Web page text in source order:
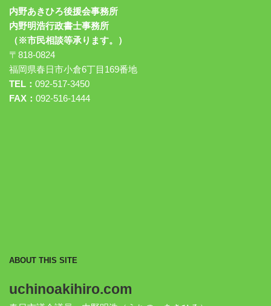
内野あきひろ後援会事務所
内野明浩行政書士事務所
（※市民相談等承ります。）
〒818-0824
福岡県春日市小倉6丁目169番地
TEL： 092-517-3450
FAX： 092-516-1444
ABOUT THIS SITE
uchinoakihiro.com